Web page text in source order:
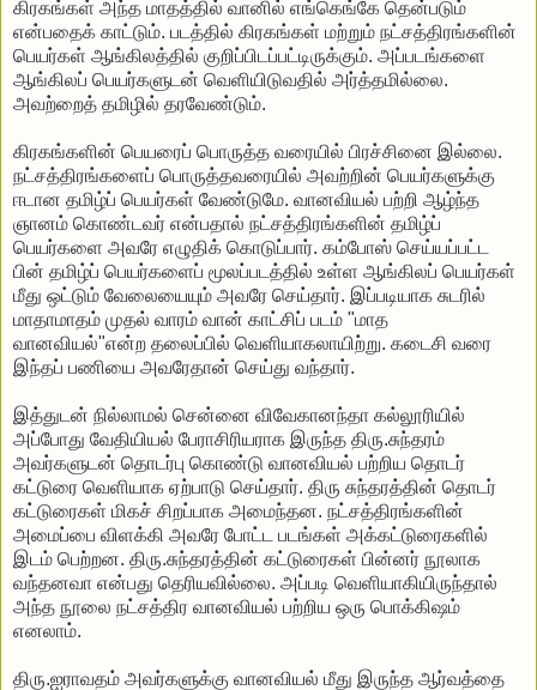
கிரகங்கள் அந்த மாதத்தில் வானில் எங்கெங்கே தென்படும்
என்பதைக் காட்டும். படத்தில் கிரகங்கள் மற்றும் நட்சத்திரங்களின்
பெயர்கள் ஆங்கிலத்தில் குறிப்பிடப்பட்டிருக்கும். அப்படங்களை
ஆங்கிலப் பெயர்களுடன் வெளியிடுவதில் அர்த்தமில்லை.
அவற்றைத் தமிழில் தரவேண்டும்.
கிரகங்களின் பெயரைப் பொருத்த வரையில் பிரச்சினை இல்லை.
நட்சத்திரங்களைப் பொருத்தவரையில் அவற்றின் பெயர்களுக்கு
ஈடான தமிழ்ப் பெயர்கள் வேண்டுமே. வானவியல் பற்றி ஆழ்ந்த
ஞானம் கொண்டவர் என்பதால் நட்சத்திரங்களின் தமிழ்ப்
பெயர்களை அவரே எழுதிக் கொடுப்பார். கம்போஸ் செய்யப்பட்ட
பின் தமிழ்ப் பெயர்களைப் மூலப்படத்தில் உள்ள ஆங்கிலப் பெயர்கள்
மீது ஒட்டும் வேலையையும் அவரே செய்தார். இப்படியாக சுடரில்
மாதாமாதம் முதல் வாரம் வான் காட்சிப் படம் "மாத
வானவியல்"என்ற தலைப்பில் வெளியாகலாயிற்று. கடைசி வரை
இந்தப் பணியை அவரேதான் செய்து வந்தார்.
இத்துடன் நில்லாமல் சென்னை விவேகானந்தா கல்லூரியில்
அப்போது வேதியியல் பேராசிரியராக இருந்த திரு.சுந்தரம்
அவர்களுடன் தொடர்பு கொண்டு வானவியல் பற்றிய தொடர்
கட்டுரை வெளியாக ஏற்பாடு செய்தார். திரு சுந்தரத்தின் தொடர்
கட்டுரைகள் மிகச் சிறப்பாக அமைந்தன. நட்சத்திரங்களின்
அமைப்பை விளக்கி அவரே போட்ட படங்கள் அக்கட்டுரைகளில்
இடம் பெற்றன. திரு.சுந்தரத்தின் கட்டுரைகள் பின்னர் நூலாக
வந்தனவா என்பது தெரியவில்லை. அப்படி வெளியாகியிருந்தால்
அந்த நூலை நட்சத்திர வானவியல் பற்றிய ஒரு பொக்கிஷம்
எனலாம்.
திரு.ஐராவதம் அவர்களுக்கு வானவியல் மீது இருந்த ஆர்வத்தை